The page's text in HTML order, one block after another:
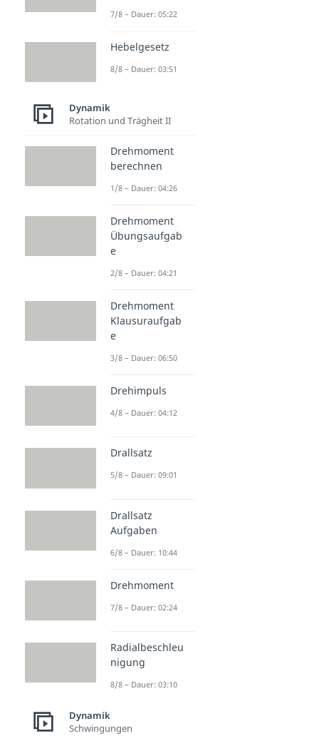
7/8 – Dauer: 05:22
Hebelgesetz
8/8 – Dauer: 03:51
Dynamik
Rotation und Trägheit II
Drehmoment
berechnen
1/8 – Dauer: 04:26
Drehmoment
Übungsaufgab
e
2/8 – Dauer: 04:21
Drehmoment
Klausuraufgab
e
3/8 – Dauer: 06:50
Drehimpuls
4/8 – Dauer: 04:12
Drallsatz
5/8 – Dauer: 09:01
Drallsatz
Aufgaben
6/8 – Dauer: 10:44
Drehmoment
7/8 – Dauer: 02:24
Radialbeschleu
nigung
8/8 – Dauer: 03:10
Dynamik
Schwingungen